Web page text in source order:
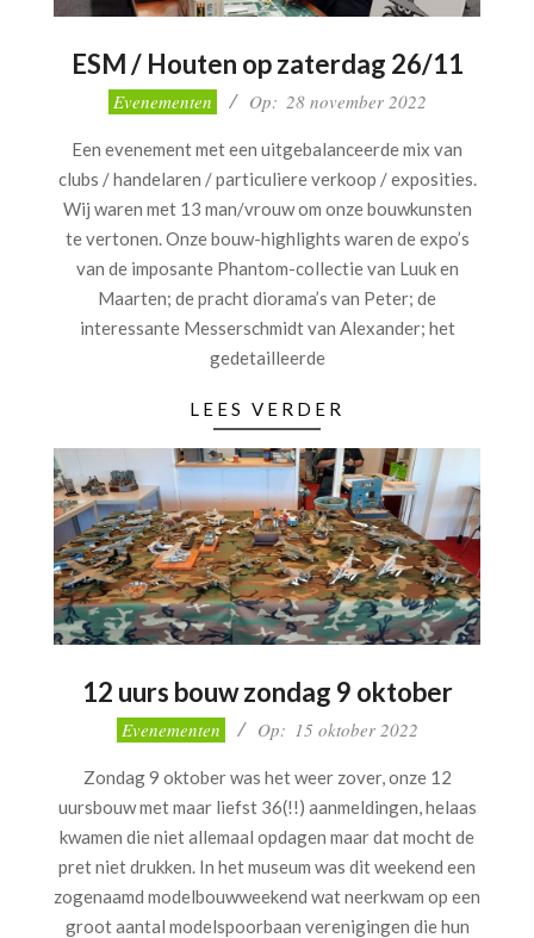
ESM / Houten op zaterdag 26/11
28
Evenementen Op: 28 november 2022
Een evenement met een uitgebalanceerde mix van
clubs / handelaren / particuliere verkoop / exposities.
Wij waren met 13 man/vrouw om onze bouwkunsten
te vertonen. Onze bouw-highlights waren de expo’s
van de imposante Phantom-collectie van Luuk en
Maarten; de pracht diorama’s van Peter; de
interessante Messerschmidt van Alexander; het
gedetailleerde
LEES VERDER
12 uurs bouw zondag 9 oktober
Evenementen Op: 15 oktober 2022
Zondag 9 oktober was het weer zover, onze 12
uursbouw met maar liefst 36(!!) aanmeldingen, helaas
kwamen die niet allemaal opdagen maar dat mocht de
pret niet drukken. In het museum was dit weekend een
zogenaamd modelbouwweekend wat neerkwam op een
groot aantal modelspoorbaan verenigingen die hun